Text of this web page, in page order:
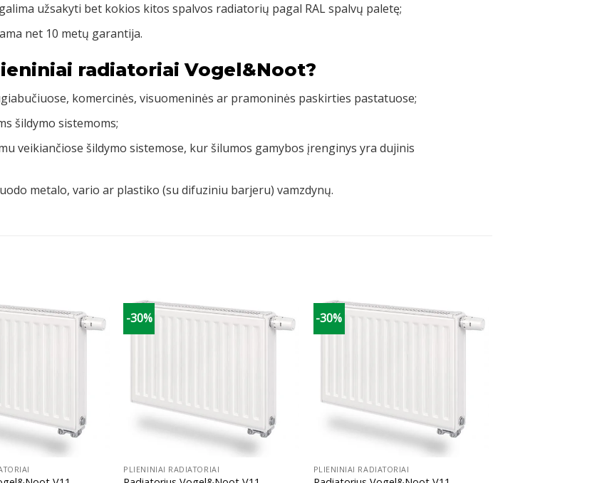
užsakyti bet kokios kitos spalvos radiatorių pagal RAL spalvų paletę;
net 10 metų garantija.
radiatoriai Vogel&Noot?
komercinės, visuomeninės ar pramoninės paskirties pastatuose;
šildymo sistemoms;
veikiančiose šildymo sistemose, kur šilumos gamybos įrenginys yra dujinis
metalo, vario ar plastiko (su difuziniu barjeru) vamzdynų.
-30%
PLIENINIAI RADIATORIAI
-30%
PLIENINIAI RADIATORIAI